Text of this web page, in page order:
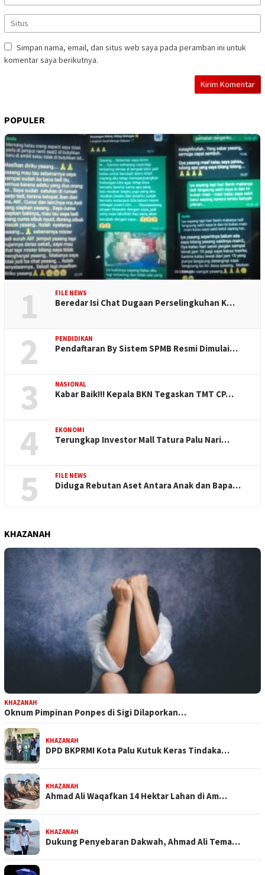
Simpan nama, email, dan situs web saya pada peramban ini untuk
komentar saya berikutnya.
POPULER
1 FILE NEWS
Beredar Isi Chat Dugaan Perselingkuhan K…
2 PENDIDIKAN
Pendaftaran By Sistem SPMB Resmi Dimulai…
3 NASIONAL
Kabar Baik!!! Kepala BKN Tegaskan TMT CP…
4 EKONOMI
Terungkap Investor Mall Tatura Palu Nari…
5 FILE NEWS
Diduga Rebutan Aset Antara Anak dan Bapa…
KHAZANAH
KHAZANAH
Oknum Pimpinan Ponpes di Sigi Dilaporkan…
KHAZANAH
DPD BKPRMI Kota Palu Kutuk Keras Tindaka…
KHAZANAH
Ahmad Ali Waqafkan 14 Hektar Lahan di Am…
KHAZANAH
Dukung Penyebaran Dakwah, Ahmad Ali Tema…